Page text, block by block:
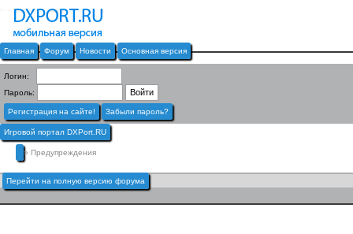
Главная Форум Новости Основная версия
Логин:
Пароль:
Регистрация на сайте! Забыли пароль?
Игровой портал DXPort.RU
» Предупреждения
Перейти на полную версию форума